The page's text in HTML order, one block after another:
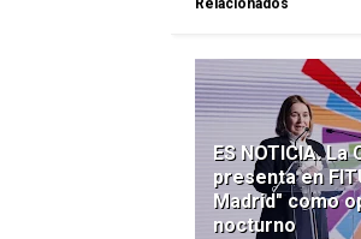
Relacionados
ES NOTICIA.
presenta en
Madrid" como
nocturno